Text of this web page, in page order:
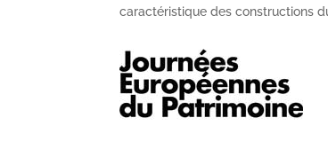
caractéristique des constructions